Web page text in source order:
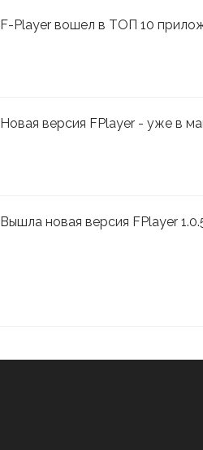
F-Player вошел в ТОП 10
Новая версия FPlayer - уже в
Вышла новая версия FPlayer